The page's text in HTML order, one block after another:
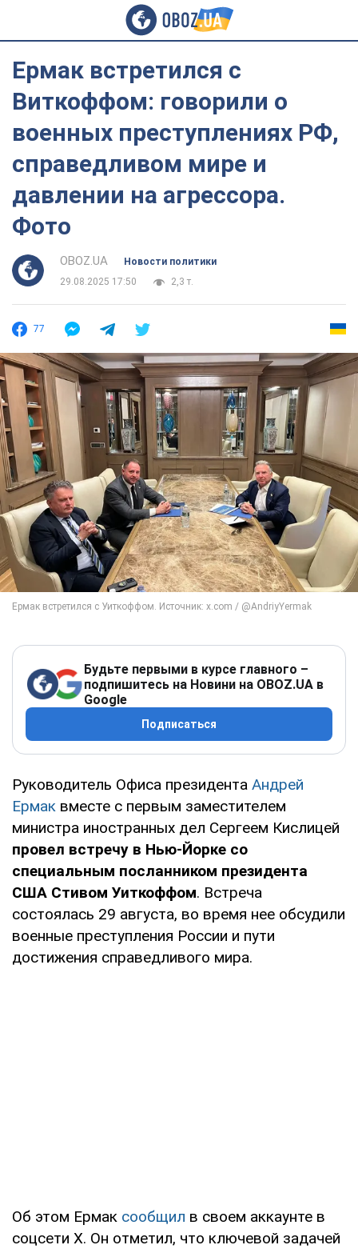
Ермак встретился с
Виткоффом: говорили о
военных преступлениях РФ,
справедливом мире и
давлении на агрессора.
Фото
OBOZ.UA
Новости политики
29.08.2025 17:50
2,3 т.
77
Будьте первыми в курсе главного –
подпишитесь на Новини на OBOZ.UA в
Google
Подписаться
Руководитель Офиса президента Андрей
Ермак вместе с первым заместителем
министра иностранных дел Сергеем Кислицей
провел встречу в Нью-Йорке со
специальным посланником президента
США Стивом Уиткоффом. Встреча
состоялась 29 августа, во время нее обсудили
военные преступления России и пути
достижения справедливого мира.
Об этом Ермак сообщил в своем аккаунте в
соцсети X. Он отметил, что ключевой задачей